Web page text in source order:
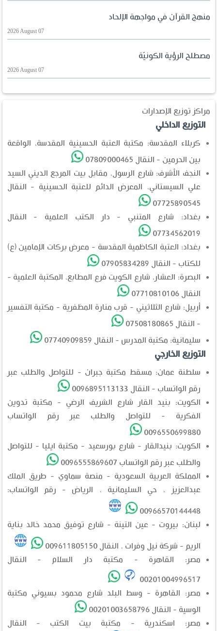
منهج القرآن في مواجهة الإلحاد
2026 August 07
مصطلح الرؤية الكونيّة
2026 August 07
مراكز توزيع الإصدارات
التوزيع الداخلي
كربلاء المقدسة: مكتبة العتبة الحسينية المقدسة، الواقعة
بين الحرمين - النقال 07809000465
النجف الأشرف: شارع الرسول، مقابل بيت المرجع الديني السيد
علي السيستاني، المعرض الدائم للعتبة الحسينية - النقال
07725890545
بغداد: شارع المتنبي - دار الكتب العلمية - النقال
07734562019
بغداد: العتبة الكاظمية المقدسة - معرض بركات الإمامين (ع)
للكتاب - النقال 07905834289
البصرة: العشار، شارع الكويت فرع المطابع، المكتبة العلمية -
النقال 07710810106
أربيل: شارع الثلاثيني - قرب منارة المظفرية - مكتبة التفسير
- النقال 07508180865
سليمانية: مكتبة المدرس - النقال 07740909859
التوزيع الخارجي
سلطنة عمان: مسقط مكتبة جبران - للتواصل والطلب عبر
رقم الواتساب - النقال 0096895113133
الكويت: بنيد القار شارع الشريف الرضي - مكتبة تدوين
الفكرية - للتواصل والطلب عبر رقم الواتساب
0096550699880
الكويت: بنيدالقار - شارع بورسعيد - مكتبة ايليا - للتواصل
والطلب عبر رقم الواتساب 0096555869607
المملكة العربية السعودية - منصة سماوي - طريق الملك
عبدالعزيز ، حي السليمانية ، الرياض - رقم الواتساب:
00966570144448
لبنان: بيروت - عين التينة - شارع توفيق محمد خالد بناية
الريم - شركة نيل وفرات . النقال 009611805150
مصر: القاهرة - مكتبة دار السلام - النقال
00201004996517
مصر: القاهرة - وسط البلد شارع محمود بسيوني مكتبة
الوسية - النقال 00201003658796
مصر: اسكندرية - مكتبة بيت الكتب - النقال